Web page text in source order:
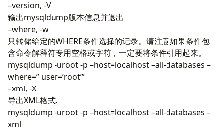
–version, -V
输出mysqldump版本信息并退出
–where, -w
只转储给定的WHERE条件选择的记录。请注意如果条件包
含命令解释符专用空格或字符，一定要将条件引用起来。
mysqldump -uroot -p –host=localhost –all-databases –
where=” user=’root’”
–xml, -X
导出XML格式.
mysqldump -uroot -p –host=localhost –all-databases –
xml